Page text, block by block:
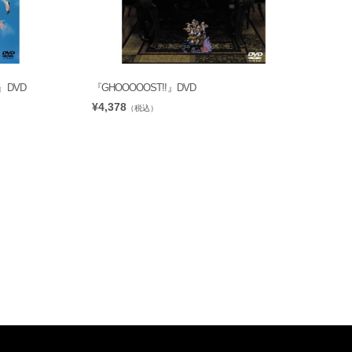
DVD 『GHOOOOOST!!』DVD
¥4,378（税込）